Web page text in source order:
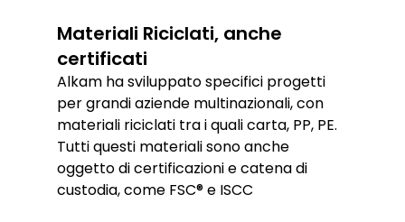
Materiali Riciclati, anche
certificati
Alkam ha sviluppato specifici progetti
per grandi aziende multinazionali, con
materiali riciclati tra i quali carta, PP, PE.
Tutti questi materiali sono anche
oggetto di certificazioni e catena di
custodia, come FSC® e ISCC